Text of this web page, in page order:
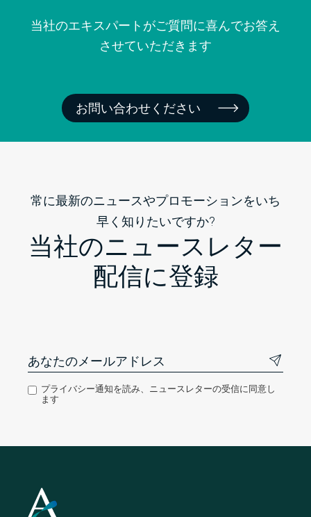
当社のエキスパートがご質問に喜んでお答え
させていただきます
お問い合わせください
常に最新のニュースやプロモーションをいち
早く知りたいですか?
当社のニュースレター
配信に登録
プライバシー通知を読み、ニュースレターの受信に同意し
ます
Footer